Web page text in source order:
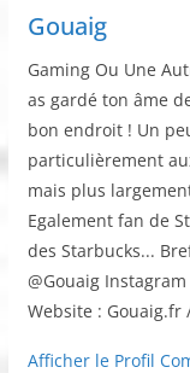
Gouaig
Gaming Ou Une
as gardé ton âme
bon endroit ! Un
particulièrement
mais plus
Egalement fan de
des Starbucks...
@Gouaig
Website : Gouaig.fr
Afficher le Profil